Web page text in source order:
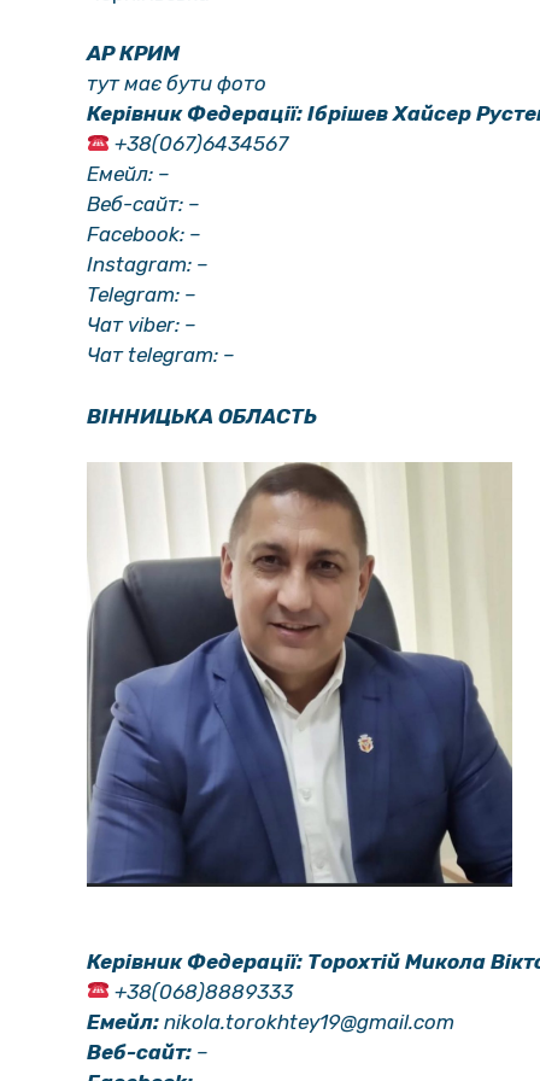
АР КРИМ
тут має бути фото
Керівник Федерації: Ібрішев Хайсер
+38(067)6434567
Емейл: –
Веб-сайт: –
Facebook: –
Instagram: –
Telegram: –
Чат viber: –
Чат telegram: –
ВІННИЦЬКА ОБЛАСТЬ
Керівник Федерації: Торохтій Микола
+38(068)8889333
Емейл: nikola.torokhtey19@gmail.com
Веб-сайт: –